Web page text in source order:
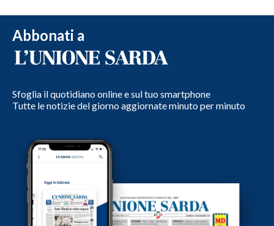
Abbonati a
Sfoglia il quotidiano online e sul tuo smartphone
Tutte le notizie del giorno aggiornate minuto per minuto